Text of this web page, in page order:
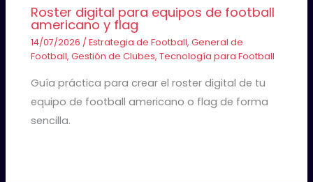
Roster digital para equipos de football
americano y flag
14/07/2026 /Estrategia de Football,General de
Football,Gestión de Clubes,Tecnología para Football
Guía práctica para crear el roster digital de tu
equipo de football americano o flag de forma
sencilla.